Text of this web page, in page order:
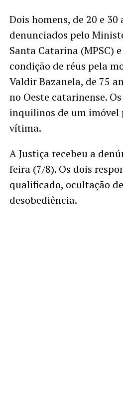
Dois homens, de 20 e 30
denunciados pelo
Santa Catarina (MPSC)
condição de réus pela
Valdir Bazanela, de 75
no Oeste catarinense.
inquilinos de um imóvel
vítima.
A Justiça recebeu a
feira (7/8). Os dois
qualificado, ocultação
desobediência.